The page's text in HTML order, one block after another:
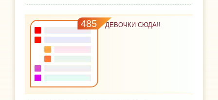
485 ДЕВОЧКИ СЮДА!!